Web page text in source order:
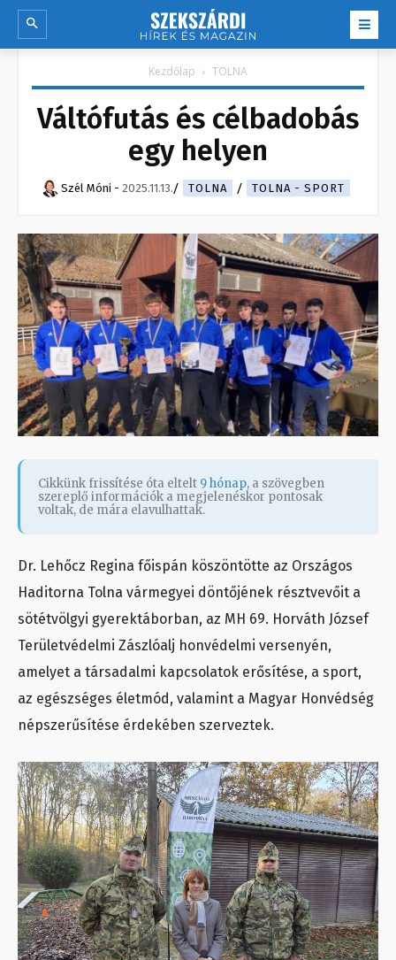
Kezdőlap TOLNA
Váltófutás és célbadobás
egy helyen
Szél Móni - 2025.11.13. TOLNA TOLNA - SPORT
Cikkünk frissítése óta eltelt 9 hónap, a szövegben
szereplő információk a megjelenéskor pontosak
voltak, de mára elavulhattak.
Dr. Lehőcz Regina főispán köszöntötte az Országos
Haditorna Tolna vármegyei döntőjének résztvevőit a
sötétvölgyi gyerektáborban, az MH 69. Horváth József
Területvédelmi Zászlóalj honvédelmi versenyén,
amelyet a társadalmi kapcsolatok erősítése, a sport,
az egészséges életmód, valamint a Magyar Honvédség
népszerűsítése érdekében szerveztek.